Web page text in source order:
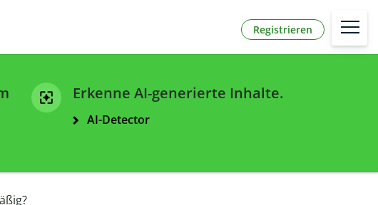
Registrieren
Erkenne AI-generierte Inhalte.
AI-Detector